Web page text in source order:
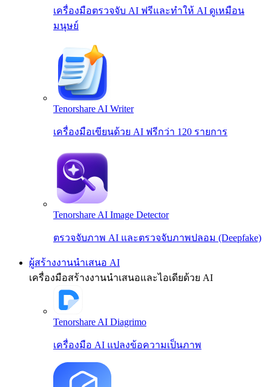
เครื่องมือตรวจจับ AI ฟรีและทำให้ AI ดูเหมือน
มนุษย์
Tenorshare AI Writer
เครื่องมือเขียนด้วย AI ฟรีกว่า 120 รายการ
Tenorshare AI Image Detector
ตรวจจับภาพ AI และตรวจจับภาพปลอม (Deepfake)
ผู้สร้างงานนำเสนอ AI
เครื่องมือสร้างงานนำเสนอและไอเดียด้วย AI
Tenorshare AI Diagrimo
เครื่องมือ AI แปลงข้อความเป็นภาพ